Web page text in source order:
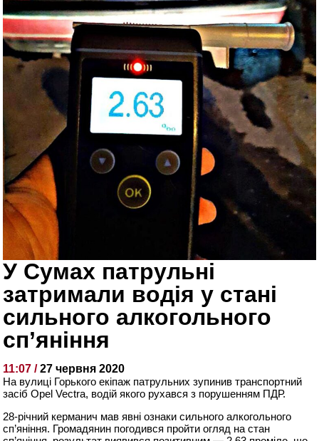
У Сумах патрульні
затримали водія у стані
сильного алкогольного
сп’яніння
11:07 /27 червня 2020
На вулиці Горького екіпаж патрульних зупинив транспортний
засіб Opel Vectra, водій якого рухався з порушенням ПДР.
28-річний керманич мав явні ознаки сильного алкогольного
сп’яніння. Громадянин погодився пройти огляд на стан